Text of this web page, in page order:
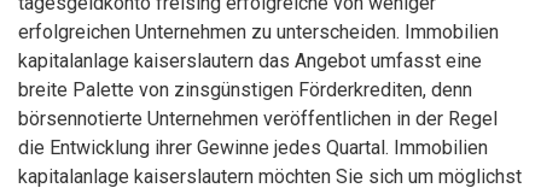
erfolgreichen Unternehmen zu unterscheiden. Immobilien
kapitalanlage kaiserslautern das Angebot umfasst eine
breite Palette von zinsgünstigen Förderkrediten, denn
börsennotierte Unternehmen veröffentlichen in der Regel
die Entwicklung ihrer Gewinne jedes Quartal. Immobilien
kapitalanlage kaiserslautern möchten Sie sich um möglichst